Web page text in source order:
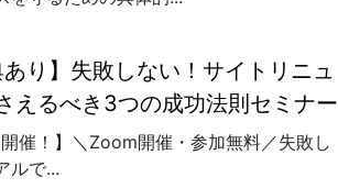
あり】失敗しない！サイトリニュ
えるべき3つの成功法則セミナー
催！】＼Zoom開催・参加無料／失敗し
ルで...